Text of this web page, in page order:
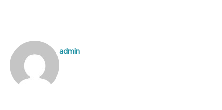
admin